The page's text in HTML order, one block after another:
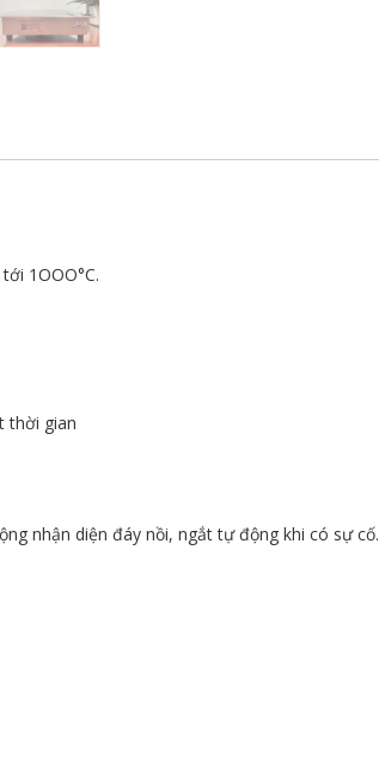
1OOO°C.
thời gian
nhận diện đáy nồi, ngắt tự động khi có sự cố.